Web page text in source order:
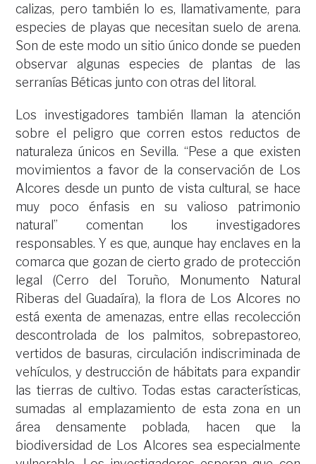
calizas, pero también lo es, llamativamente, para
especies de playas que necesitan suelo de arena.
Son de este modo un sitio único donde se pueden
observar algunas especies de plantas de las
serranías Béticas junto con otras del litoral.
Los investigadores también llaman la atención
sobre el peligro que corren estos reductos de
naturaleza únicos en Sevilla. “Pese a que existen
movimientos a favor de la conservación de Los
Alcores desde un punto de vista cultural, se hace
muy poco énfasis en su valioso patrimonio
natural” comentan los investigadores
responsables. Y es que, aunque hay enclaves en la
comarca que gozan de cierto grado de protección
legal (Cerro del Toruño, Monumento Natural
Riberas del Guadaíra), la flora de Los Alcores no
está exenta de amenazas, entre ellas recolección
descontrolada de los palmitos, sobrepastoreo,
vertidos de basuras, circulación indiscriminada de
vehículos, y destrucción de hábitats para expandir
las tierras de cultivo. Todas estas características,
sumadas al emplazamiento de esta zona en un
área densamente poblada, hacen que la
biodiversidad de Los Alcores sea especialmente